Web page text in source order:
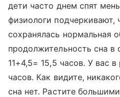
дети часто днем спят
физиологи подчеркивают,
сохранялась нормальная
продолжительность сна в
11+4,5= 15,5 часов. У вас
часов. Как видите,
сна нет. Растите